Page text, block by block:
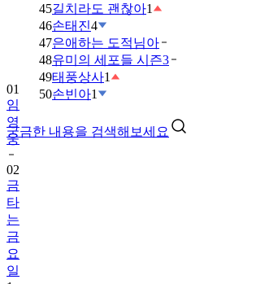
45길치라도 괜찮아1
46손태진4
47은애하는 도적님아
48유미의 세포들 시즌3
49태풍상사1
50손빈아1
궁금한 내용을 검색해보세요
01
임
영
웅
02
금
타
는
금
요
일